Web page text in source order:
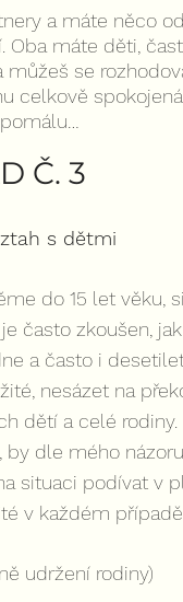
a máte něco
máte děti,
se
celkově
Č. 3
s dětmi
do 15 let věku,
často zkoušen,
a často i
nesázet na
dětí a celé rodiny.
by dle mého
situaci podívat v
v každém
udržení rodiny)